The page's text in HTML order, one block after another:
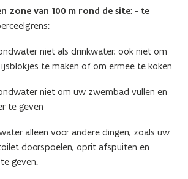
zone van 100 m rond de site: - te
niet als drinkwater, ook niet om
te maken of om ermee te koken.
niet om uw zwembad vullen en
te geven
alleen voor andere dingen, zoals uw
doorspoelen, oprit afspuiten en
geven.